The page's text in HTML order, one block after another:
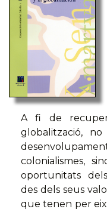
A fi de
globalització,
colonialismes,
oportunitats
des dels seus
que tenen per